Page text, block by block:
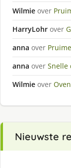
Wilmie over
HarryLohr over
anna over
anna over Snelle
Wilmie over
Nieuwste